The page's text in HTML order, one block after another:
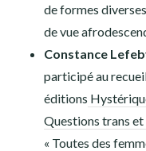
de formes
de vue
Constance
participé au
éditions
Questions trans
« Toutes des